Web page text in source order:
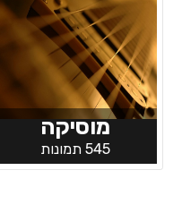
מוסיקה
545 תמונות